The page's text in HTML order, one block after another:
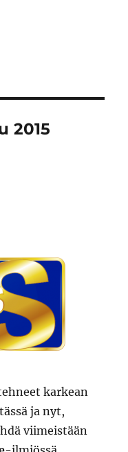
2015
karkean
ja nyt,
viimeistään